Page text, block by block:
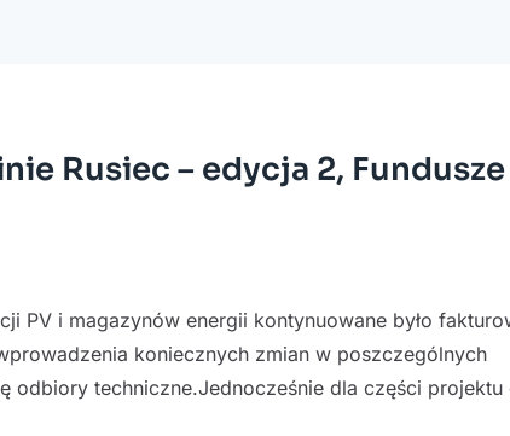
Rusiec – edycja 2, Fundusze
PV i magazynów energii kontynuowane było
koniecznych zmian w poszczególnych
odbiory techniczne.Jednocześnie dla części